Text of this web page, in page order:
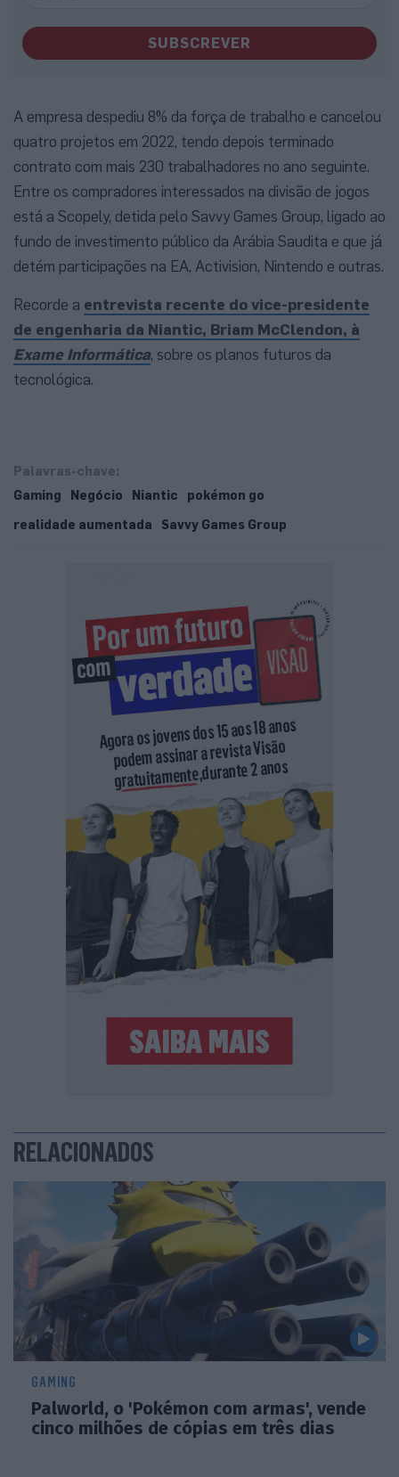
SUBSCREVER
A empresa despediu 8% da força de trabalho e cancelou
quatro projetos em 2022, tendo depois terminado
contrato com mais 230 trabalhadores no ano seguinte.
Entre os compradores interessados na divisão de jogos
está a Scopely, detida pelo Savvy Games Group, ligado ao
fundo de investimento público da Arábia Saudita e que já
detém participações na EA, Activision, Nintendo e outras.
Recorde a entrevista recente do vice-presidente
de engenharia da Niantic, Briam McClendon, à
Exame Informática, sobre os planos futuros da
tecnológica.
Palavras-chave:
Gaming
Negócio Niantic
pokémon go
realidade aumentada
Savvy Games Group
RELACIONADOS
GAMING
Palworld, o 'Pokémon com armas', vende
cinco milhões de cópias em três dias